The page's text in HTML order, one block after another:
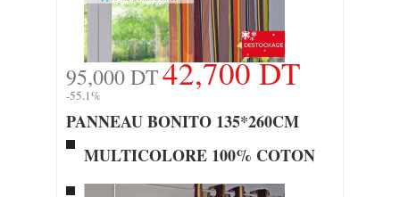
95,000 DT42,700 DT
-55.1%
PANNEAU BONITO 135*260CM
MULTICOLORE 100% COTON